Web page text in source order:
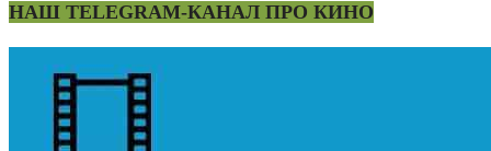
НАШ TELEGRAM-КАНАЛ ПРО КИНО